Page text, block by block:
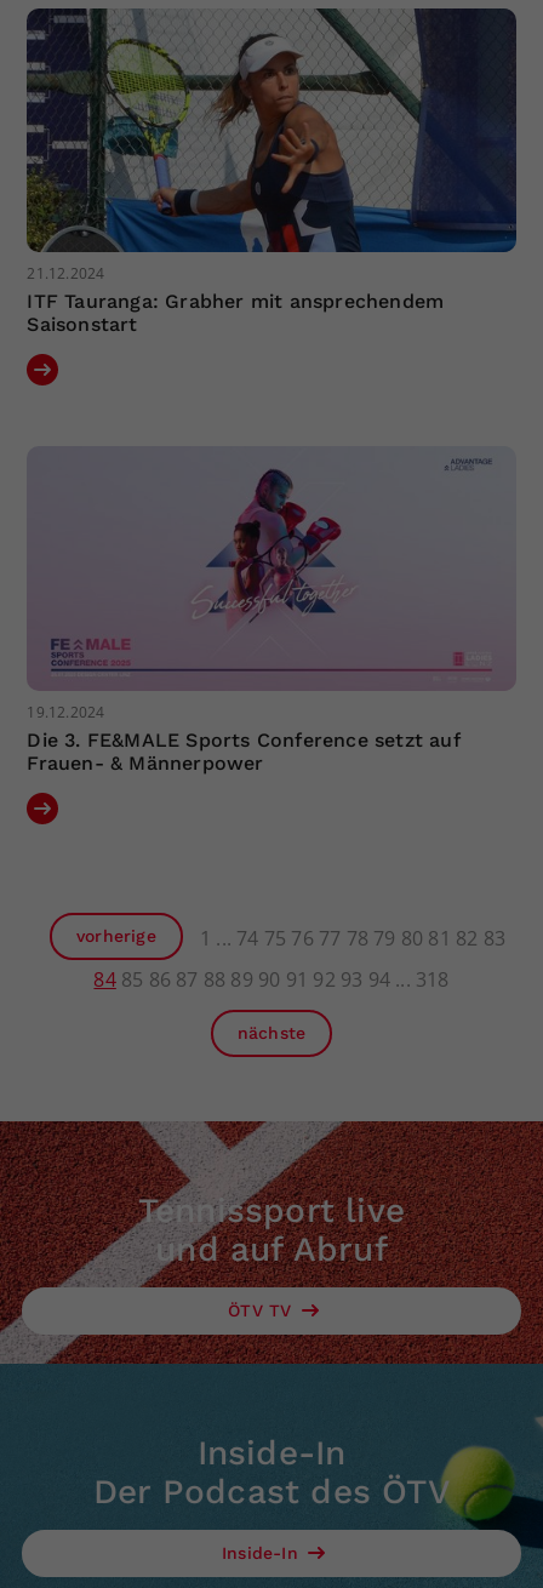
21.12.2024
ITF Tauranga: Grabher mit ansprechendem
Saisonstart
19.12.2024
Die 3. FE&MALE Sports Conference setzt auf
Frauen- & Männerpower
vorherige 1 74 75 76 77 78 79 80 81 82 83
84 85 86 87 88 89 90 91 92 93 94 318
nächste
Tennissport live
und auf Abruf
ÖTV TV
Inside-In
Der Podcast des ÖTV
Inside-In